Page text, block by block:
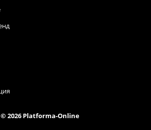
© 2026 Platforma-Online